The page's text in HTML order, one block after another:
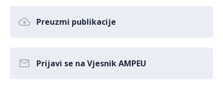
Preuzmi publikacije
Prijavi se na Vjesnik AMPEU